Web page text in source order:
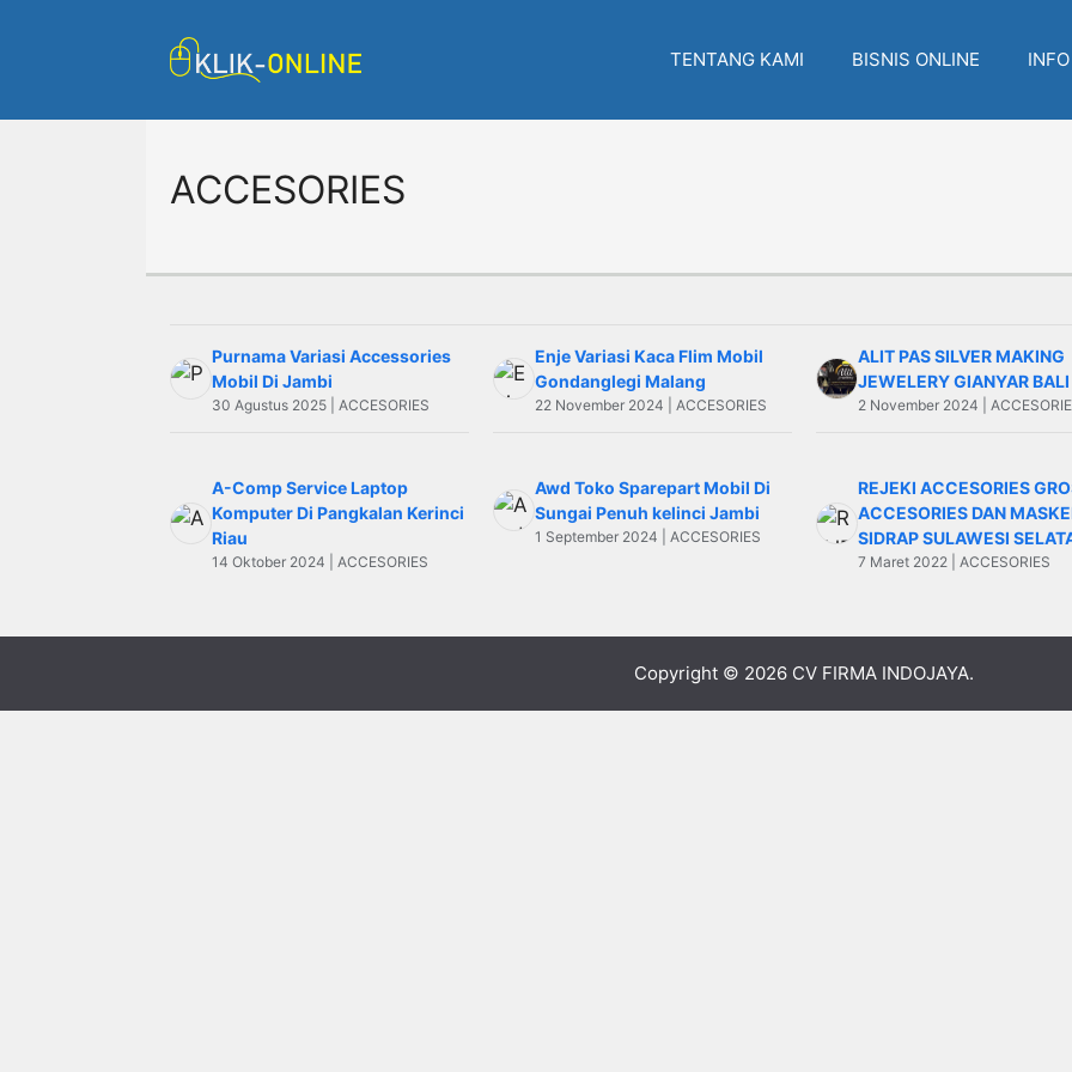
TENTANG KAMI BISNIS ONLINE
ACCESORIES
Purnama Variasi Accessories
Mobil Di Jambi
30 Agustus 2025 | ACCESORIES
Enje Variasi Kaca Flim Mobil
Gondanglegi Malang
22 November 2024 | ACCESORIES
ALIT PAS SILVER MAKING
JEWELERY GIANYAR BALI
2 November 2024 |
A-Comp Service Laptop
Komputer Di Pangkalan Kerinci
Riau
14 Oktober 2024 | ACCESORIES
Awd Toko Sparepart Mobil Di
Sungai Penuh kelinci Jambi
1 September 2024 | ACCESORIES
REJEKI ACCESORIES
ACCESORIES DAN
SIDRAP SULAWESI
7 Maret 2022 | ACCESORIES
Copyright © 2026 CV FIRMA INDOJAYA.